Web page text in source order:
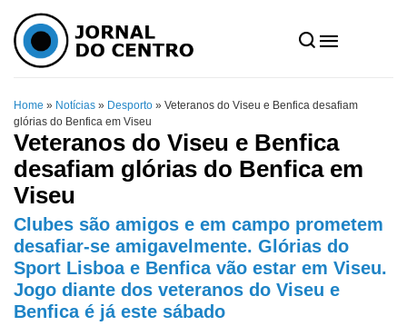
Home » Notícias » Desporto » Veteranos do Viseu e Benfica desafiam
glórias do Benfica em Viseu
Veteranos do Viseu e Benfica
desafiam glórias do Benfica em
Viseu
Clubes são amigos e em campo prometem
desafiar-se amigavelmente. Glórias do
Sport Lisboa e Benfica vão estar em Viseu.
Jogo diante dos veteranos do Viseu e
Benfica é já este sábado